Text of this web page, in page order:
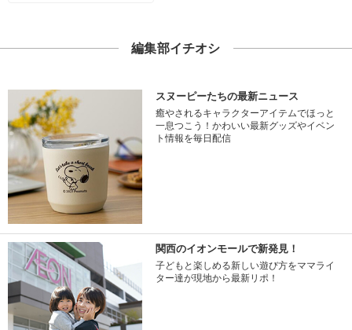
編集部イチオシ
スヌーピーたちの最新ニュース
癒やされるキャラクターアイテムでほっと
一息つこう！かわいい最新グッズやイベン
ト情報を毎日配信
関西のイオンモールで新発見！
子どもと楽しめる新しい遊び方をママライ
ター達が現地から最新リポ！